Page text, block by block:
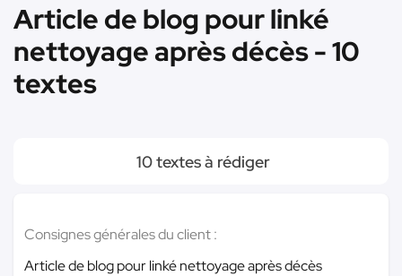
Article de blog pour linké
nettoyage après décès - 10
textes
10 textes à rédiger
Consignes générales du client :
Article de blog pour linké nettoyage après décès